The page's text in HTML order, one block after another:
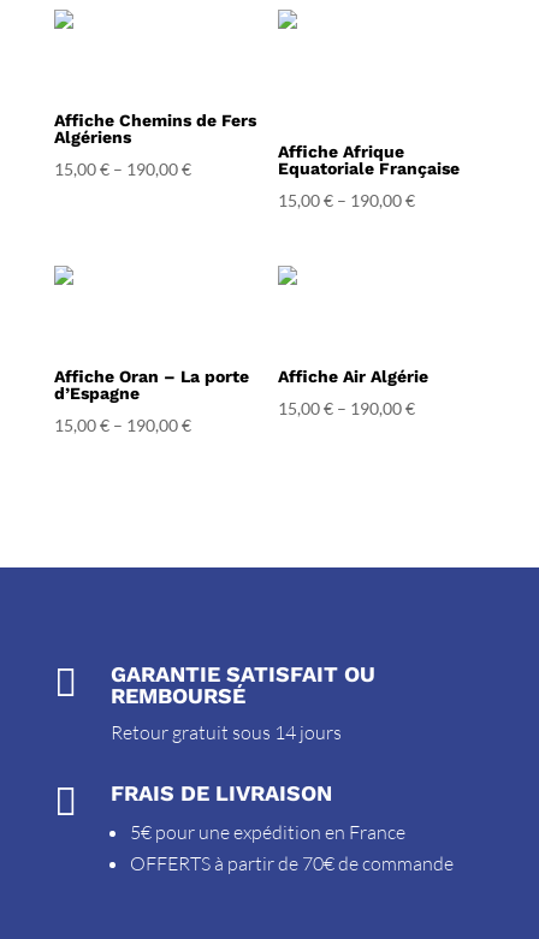
Affiche Chemins de Fers
Algériens
15,00€– 190,00€
Affiche Afrique
Equatoriale Française
15,00€ – 190,00€
Affiche Oran – La porte
d’Espagne
15,00€– 190,00€
Affiche Air Algérie
15,00€ – 190,00€

GARANTIE SATISFAIT OU
REMBOURSÉ
Retour gratuit sous 14 jours
 FRAIS DE LIVRAISON
5€ pour une expédition en France
OFFERTS à partir de 70€ de commande